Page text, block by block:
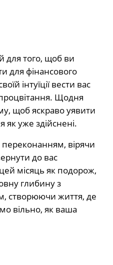
для того, щоб ви
для фінансового
інтуїції вести вас
Щодня
щоб яскраво уявити
як уже здійснені.
переконанням, вірячи
до вас
місяць як подорож,
глибину з
створюючи життя, де
вільно, як ваша